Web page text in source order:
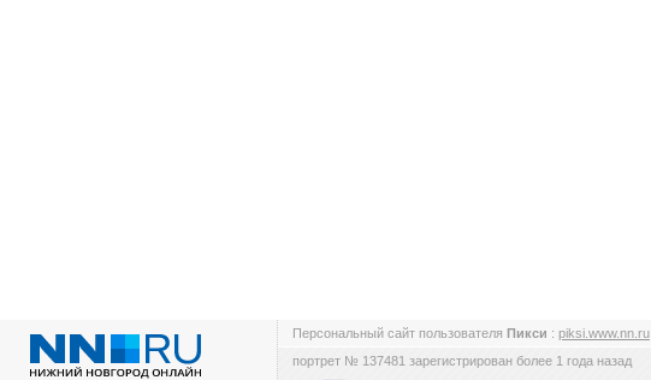
Персональный сайт пользователя Пикси : piksi.www.nn.ru
портрет № 137481 зарегистрирован более 1 года назад